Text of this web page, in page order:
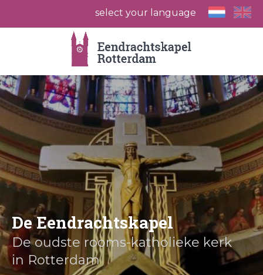
select your language
De Eendrachtskapel
De oudste rooms-katholieke kerk
in Rotterdam